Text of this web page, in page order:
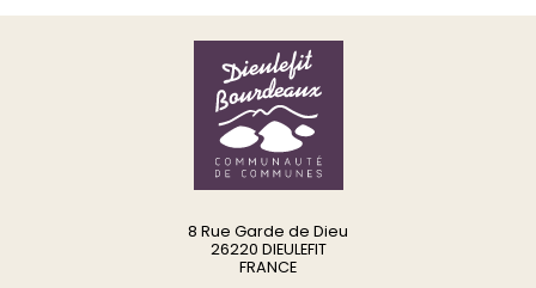
8 Rue Garde de Dieu
26220 DIEULEFIT
FRANCE